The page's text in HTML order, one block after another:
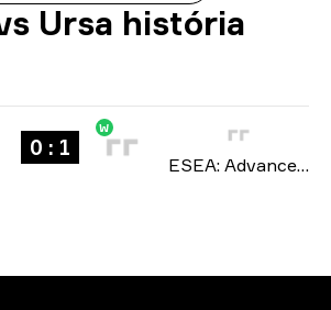
Ursa história
bo1
0 : 1
W
ESEA: Advanced Europe season 54 2025